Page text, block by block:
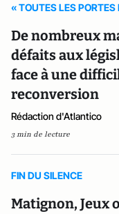
« TOUTES LES
De nombreux
défaits aux
face à une
reconversion
Rédaction d'Atlantico
3 min de lecture
FIN DU SILENCE
Matignon, Jeux